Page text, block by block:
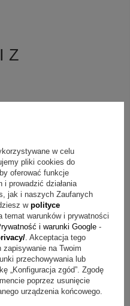
Z
w celu
pliki cookies do
oferować funkcje
i prowadzić działania
jak i naszych Zaufanych
w polityce
temat warunków i prywatności
i warunki Google -
. Akceptacja tego
na Twoim
przechowywania lub
„Konfiguracja zgód”. Zgodę
poprzez usunięcie
urządzenia końcowego.